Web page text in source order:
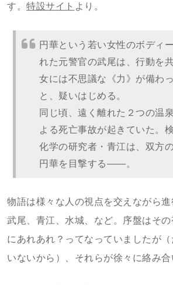
す。 特設サイト より。
円華という若い女性のボディ
れた元警官の武尾は、行動を
女には不思議な《力》が備わ
と、疑いはじめる。
同じ頃、遠く離れた２つの温
よる死亡事故が起きていた。
化学の研究者・青江は、双方
円華を目撃する――。
物語は様々な人の視点を交えながら進
武尾、青江、水城、など。序盤はその
にあれあれ？ってなっていましたが
いないから）、それらが徐々に絡み合